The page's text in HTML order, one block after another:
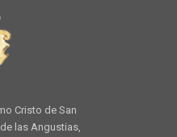
Cristo de San
las Angustias,